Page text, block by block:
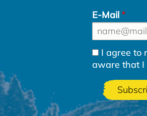
E-Mail
I agree to
aware that I